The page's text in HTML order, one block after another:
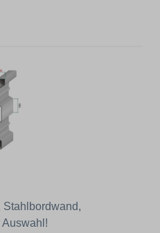
Stahlbordwand,